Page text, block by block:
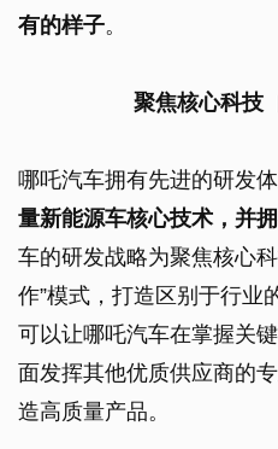
有的样子。
聚焦核心科技
哪吒汽车拥有先进的研发
量新能源车核心技术，并
车的研发战略为聚焦核心
作”模式，打造区别于行业
可以让哪吒汽车在掌握关
面发挥其他优质供应商的
造高质量产品。